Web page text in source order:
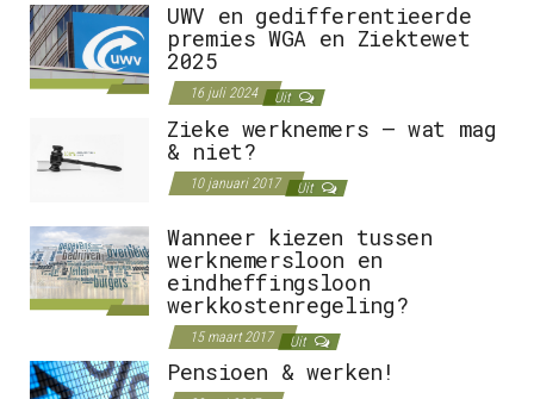
UWV en gedifferentieerde
premies WGA en Ziektewet
2025
16 juli 2024 Uit
Zieke werknemers – wat mag
& niet?
10 januari 2017 Uit
Wanneer kiezen tussen
werknemersloon en
eindheffingsloon
werkkostenregeling?
15 maart 2017 Uit
Pensioen & werken!